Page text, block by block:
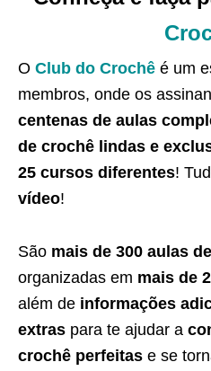
O Club do Crochê é um
membros, onde os
centenas de aulas
de crochê lindas e
25 cursos diferentes!
vídeo!
São mais de 300 aulas
organizadas em mais de
além de informações
extras para te ajudar a
crochê perfeitas e se